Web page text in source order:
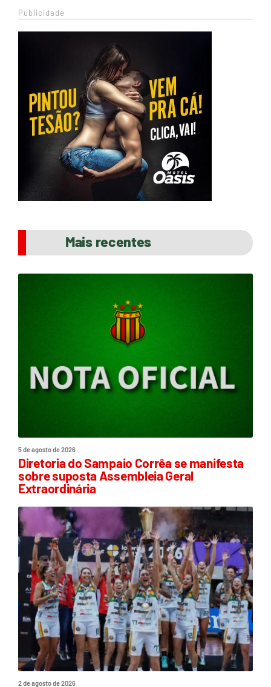
Publicidade
Mais recentes
5 de agosto de 2026
Diretoria do Sampaio Corrêa se manifesta
sobre suposta Assembleia Geral
Extraordinária
2 de agosto de 2026